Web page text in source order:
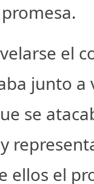
el
junto a
se
ellos el